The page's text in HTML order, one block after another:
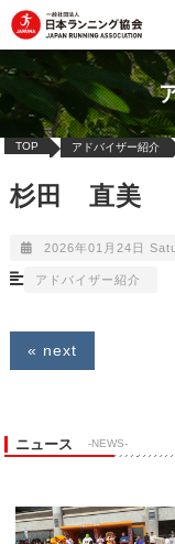
TOP アドバイザー紹介
杉田 直美
2026年01月24日
アドバイザー紹介
« next
ニュース -NEWS-